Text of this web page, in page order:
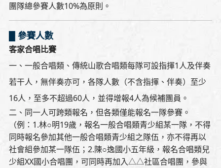
團隊總參賽人數10%為原則。
█ 參賽人數
客家合唱比賽
一、一般合唱類、傳統山歌合唱類每隊可設指揮1人及伴奏
若干人，無伴奏亦可，各隊人數（不含指揮、伴奏）至少
16人，至多不超過60人，並得增報4人為候補團員。
二、同一人可跨類報名，但各類僅能報名一隊參賽。
（例：1.林○明19歲，報名一般合唱類青少組某一隊，不得
同時報名參加其他一般合唱類青少組之隊伍，亦不得再以
社會組參加某一隊伍；2.陳○逸國小五年級，報名合唱類兒
少組XX國小合唱團，可同時再加入△△社區合唱團，參與